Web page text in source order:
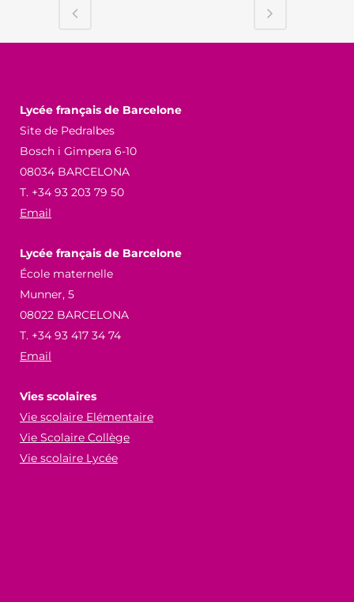
Lycée français de Barcelone
Site de Pedralbes
Bosch i Gimpera 6-10
08034 BARCELONA
T. +34 93 203 79 50
Email
Lycée français de Barcelone
École maternelle
Munner, 5
08022 BARCELONA
T. +34 93 417 34 74
Email
Vies scolaires
Vie scolaire Elémentaire
Vie Scolaire Collège
Vie scolaire Lycée